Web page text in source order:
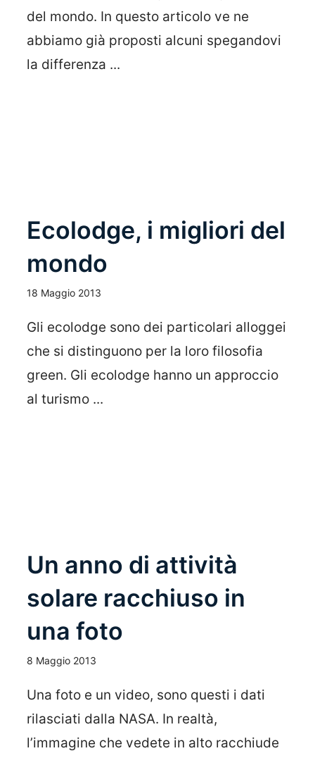
del mondo. In questo articolo ve ne
abbiamo già proposti alcuni spegandovi
la differenza ...
Ecolodge, i migliori del
mondo
18 Maggio 2013
Gli ecolodge sono dei particolari alloggei
che si distinguono per la loro filosofia
green. Gli ecolodge hanno un approccio
al turismo ...
Un anno di attività
solare racchiuso in
una foto
8 Maggio 2013
Una foto e un video, sono questi i dati
rilasciati dalla NASA. In realtà,
l’immagine che vedete in alto racchiude